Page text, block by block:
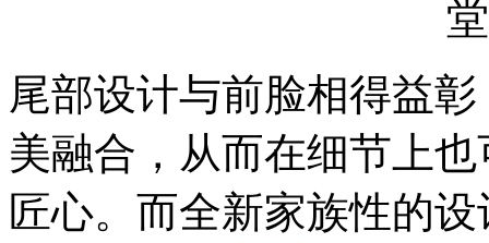
尾部设计与前脸相得益
美融合，从而在细节上
匠心。而全新家族性的